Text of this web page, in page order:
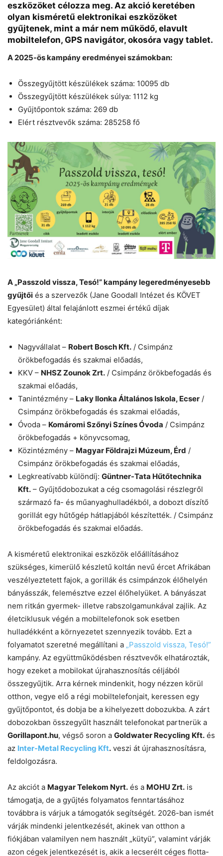
eszközöket célozza meg. Az akció keretében
olyan kisméretű elektronikai eszközöket
gyűjtenek, mint a már nem működő, elavult
mobiltelefon, GPS navigátor, okosóra vagy tablet.
A 2025-ös kampány eredményei számokban:
Összegyűjtött készülékek száma: 10095 db
Összegyűjtött készülékek súlya: 1112 kg
Gyűjtőpontok száma: 269 db
Elért résztvevők száma: 285258 fő
A „Passzold vissza, Tesó!” kampány legeredményesebb
gyűjtői és a szervezők (Jane Goodall Intézet és KÖVET
Egyesület) által felajánlott eszmei értékű díjak
kategóriánként:
Nagyvállalat – Robert Bosch Kft. / Csimpánz
örökbefogadás és szakmai előadás,
KKV – NHSZ Zounok Zrt. / Csimpánz örökbefogadás és
szakmai előadás,
Tanintézmény – Laky Ilonka Általános Iskola, Ecser /
Csimpánz örökbefogadás és szakmai előadás,
Óvoda – Komáromi Szőnyi Színes Óvoda / Csimpánz
örökbefogadás + könyvcsomag,
Közintézmény – Magyar Földrajzi Múzeum, Érd /
Csimpánz örökbefogadás és szakmai előadás,
Legkreatívabb különdíj: Güntner-Tata Hűtőtechnika
Kft. – Gyűjtődobozukat a cég csomagolási részlegről
származó fa- és műanyaghulladékból, a dobozt díszítő
gorillát egy hűtőgép hátlapjából készítették. / Csimpánz
örökbefogadás és szakmai előadás.
A kisméretű elektronikai eszközök előállításához
szükséges, kimerülő készletű koltán nevű ércet Afrikában
veszélyeztetett fajok, a gorillák és csimpánzok élőhelyén
bányásszák, felemésztve ezzel élőhelyüket. A bányászat
nem ritkán gyermek- illetve rabszolgamunkával zajlik. Az
életciklusuk végén a mobiltelefonok sok esetben
hulladékként a környezetet szennyezik tovább. Ezt a
folyamatot szeretné megállítani a „Passzold vissza, Tesó!”
kampány. Az együttműködésben résztvevők elhatározták,
hogy ezeket a mobilokat újrahasznosítás céljából
összegyűjtik. Arra kérnek mindenkit, hogy nézzen körül
otthon, vegye elő a régi mobiltelefonjait, keressen egy
gyűjtőpontot, és dobja be a kihelyezett dobozukba. A zárt
dobozokban összegyűlt használt telefonokat partnerük a
Gorillapont.hu, végső soron a Goldwater Recycling Kft. és
az Inter-Metal Recycling Kft. veszi át újrahasznosításra,
feldolgozásra.
Az akciót a Magyar Telekom Nyrt. és a MOHU Zrt. is
támogatja, de a gyűjtés folyamatos fenntartásához
továbbra is várjuk a támogatók segítségét. 2026-ban ismét
várják mindenki jelentkezését, akinek van otthon a
fiókjában valamilyen nem használt „kütyü”, valamint várják
azon cégek jelentkezését is, akik a lecserélt céges flotta-
Chat
Helló! Miben segíthetek ma?